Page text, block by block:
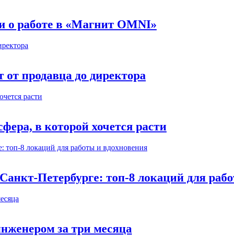
о работе в «Магнит OMNI»
продавца до директора
в которой хочется расти
Петербурге: топ-8 локаций для
за три месяца